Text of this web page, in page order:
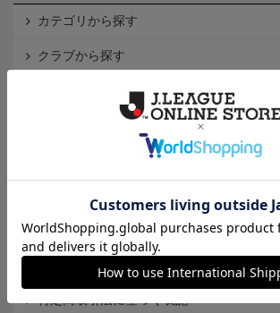
カテゴリから探す
クラブから探す
Ｊ2
インフォメーション
Ｊリーグオンラインストアとは
個人情報保護方針
Cookieポリシー
特定商取引法に基づく表記